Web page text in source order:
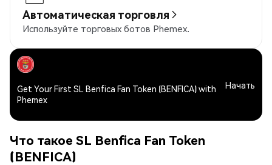
Автоматическая торговля
Используйте торговых ботов Phemex.
Get Your First SL Benfica Fan Token (BENFICA) with
Phemex
Начать
Что такое SL Benfica Fan Token
(BENFICA)